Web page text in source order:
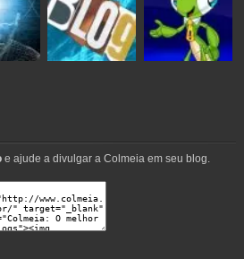
e ajude a divulgar a Colmeia em seu blog.